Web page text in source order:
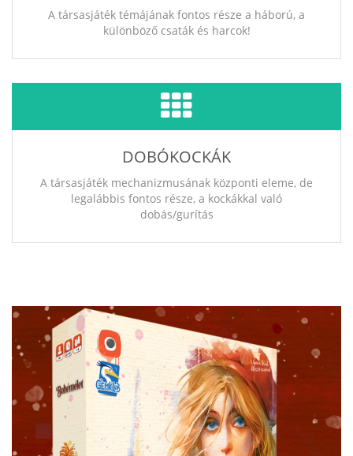
A társasjáték témájának fontos része a háború, a
különböző csaták és harcok!
DOBÓKOCKÁK
A társasjáték mechanizmusának központi eleme, de
legalábbis fontos része, a kockákkal való
dobás/gurítás